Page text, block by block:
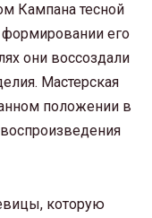
Кампана тесной
его
они воссоздали
Мастерская
положении в
которую